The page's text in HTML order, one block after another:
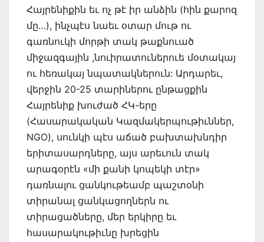
Հայրենիքին եւ ոչ թէ իր անձին (հին քարոզ
մը…), ինչպէս նաեւ օտար մութ ու
գառնուկի մորթի տակ թաքնուած
միջազգային ,նուիրատուներուե մօտակայ
ու հեռակայ նպատակներուն: Արդարեւ,
վերջին 20-25 տարիներու ընթացքին
Հայրենիք խուժած ՀԿ-երը
(Հասարակական Կազմակերպութիւններ,
NGO), սունկի պէս աճած բախտախնդիր
երիտասարդները, այս արեւուն տակ
արագօրէն «մի քանի կոպեկի տէր»
դառնալու ցանկութեամբ պաշտօնի
տիրանալ ցանկացողներն ու
տիրացածները, մեր երկիրը եւ
հասարակութիւնը խրեցին